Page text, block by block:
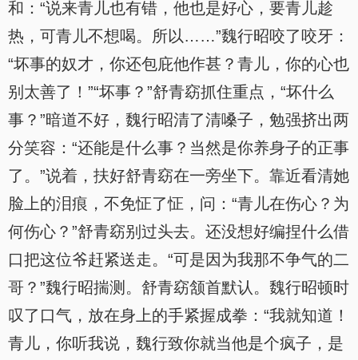
和：“说来青儿也有错，他也是好心，要青儿趁
热，可青儿不想喝。所以……”魏行昭咬了咬牙：
“坏事的奴才，你还包庇他作甚？青儿，你的心也
别太善了！”“坏事？”舒青窈抓住重点，“坏什么
事？”暗道不好，魏行昭清了清嗓子，勉强挤出两
分笑容：“还能是什么事？当然是你养身子的正事
了。”说着，扶好舒青窈在一旁坐下。靠近看清她
脸上的泪痕，不免怔了怔，问：“青儿在伤心？为
何伤心？”舒青窈别过头去。还没想好编捏什么借
口把这位爷赶紧送走。“可是因为我那不争气的二
哥？”魏行昭揣测。舒青窈颔首默认。魏行昭顿时
叹了口气，放在身上的手紧握成拳：“我就知道！
青儿，你听我说，魏行致你就当他是个疯子，是